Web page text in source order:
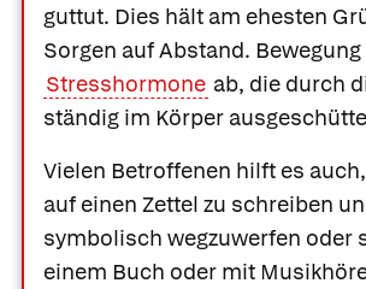
guttut. Dies hält am ehesten
Sorgen auf Abstand.
Stresshormone ab, die durch
ständig im Körper
Vielen Betroffenen hilft es
auf einen Zettel zu schreiben
symbolisch wegzuwerfen oder
einem Buch oder mit